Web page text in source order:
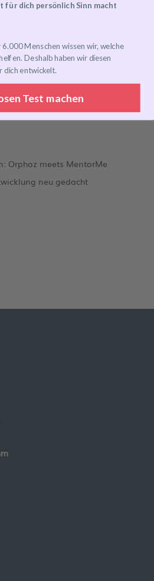
Orphoz meets MentorMe
neu gedacht
für dich persönlich Sinn macht
Menschen wissen wir, welche
Deshalb haben wir diesen
dich entwickelt.
Test machen